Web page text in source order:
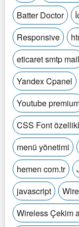
Batter Doctor
Responsive
eticaret smtp mail
Yandex Cpanel
Youtube
CSS Font
menü yönetimi
hemen com.tr
javascript
Wireless Çekim